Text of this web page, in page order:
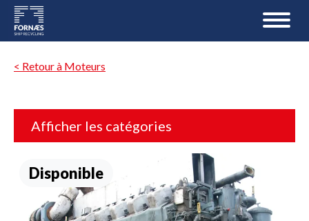
< Retour à Moteurs
Afficher les catégories
Disponible